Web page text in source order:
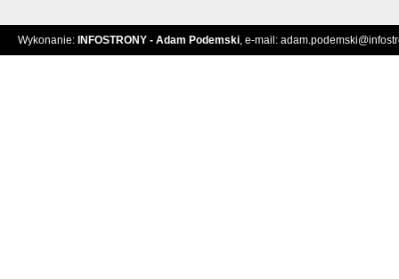
Wykonanie: INFOSTRONY - Adam Podemski, e-mail: